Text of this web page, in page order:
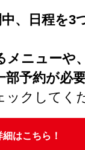
、日程を3
ニューや
予約が必
ックしてく
はこちら！